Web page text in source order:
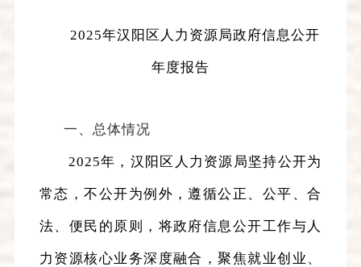
2025年汉阳区人力资源局政府信息公开
年度报告
一、总体情况
2025年 ，汉阳区人力资源局坚持公开为
常态 ，不公开为例外 ，遵循公正、公平、合
法、便民 的 原则 ，将政府信息公开工作与人
力资源核心业务深度融合 ，聚焦就业创业、